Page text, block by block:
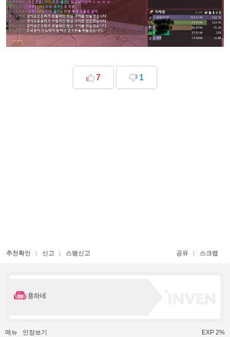
7 1
추천확인 신고 스팸신고 공유 스크랩
용하네
메뉴 인장보기 EXP 2%